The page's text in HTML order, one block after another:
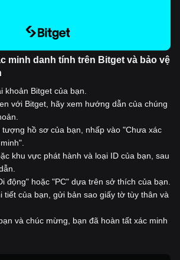
minh danh tính trên Bitget và bảo vệ
khoản Bitget của bạn.
với Bitget, hãy xem hướng dẫn của chúng
tượng hồ sơ của bạn, nhấp vào "Chưa xác
khu vực phát hành và loại ID của bạn, sau
động" hoặc "PC" dựa trên sở thích của bạn.
tiết của bạn, gửi bản sao giấy tờ tùy thân và
và chúc mừng, bạn đã hoàn tất xác minh